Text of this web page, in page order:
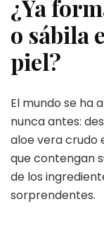
¿Ya
o sábila
piel?
El mundo se ha
nunca antes:
aloe vera crudo
que contengan
de los
sorprendentes.